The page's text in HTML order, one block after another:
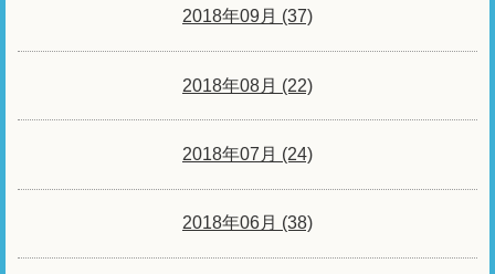
2018年09月 (37)
2018年08月 (22)
2018年07月 (24)
2018年06月 (38)